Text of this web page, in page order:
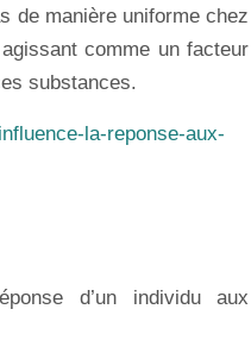
de manière uniforme chez
comme un facteur
substances.
la-reponse-aux-
d’un individu aux